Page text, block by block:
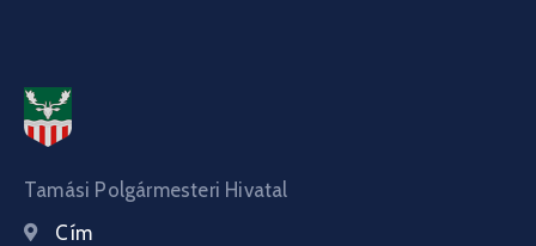
Tamási Polgármesteri Hivatal
Cím